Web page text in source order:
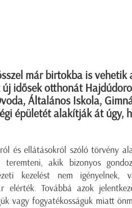
már birtokba is vehetik
idősek otthonát
Általános Iskola,
épületét alakítják át úgy,
és ellátásokról szóló törvény
akik bizonyos
kezelést nem
elérték. Továbbá azok
vagy fogyatékosságuk miatt